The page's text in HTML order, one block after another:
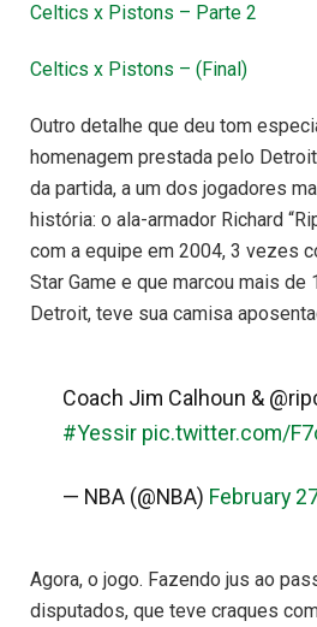
Celtics x Pistons – Parte 2
Celtics x Pistons – (Final)
Outro detalhe que deu tom
homenagem prestada pelo
da partida, a um dos jogadores
história: o ala-armador Richard
com a equipe em 2004, 3 vezes
Star Game e que marcou mais de
Detroit, teve sua camisa
Coach Jim Calhoun &
#Yessir pic.twitter.com/
— NBA (@NBA) February
Agora, o jogo. Fazendo jus ao
disputados, que teve craques